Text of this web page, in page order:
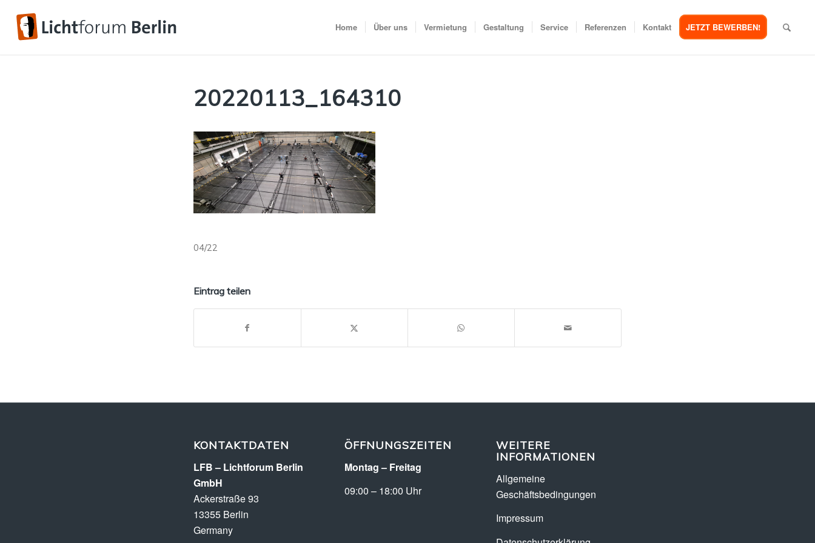
Home Über uns Vermietung Gestaltung Service Referenzen Kontakt JETZT BEWERBEN!
20220113_164310
04/22
Eintrag teilen
KONTAKTDATEN
LFB – Lichtforum Berlin
GmbH
Ackerstraße 93
13355 Berlin
Germany
ÖFFNUNGSZEITEN
Montag – Freitag
09:00 – 18:00 Uhr
WEITERE
INFORMATIONEN
Allgemeine
Geschäftsbedingungen
Impressum